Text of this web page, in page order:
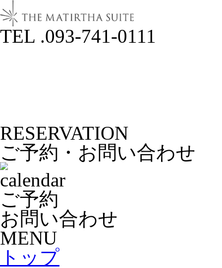
TEL .093-741-0111
RESERVATION
ご予約・お問い合わせ
ご予約
お問い合わせ
MENU
トップ